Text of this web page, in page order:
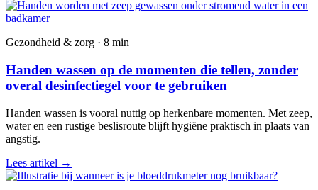
Gezondheid & zorg · 8 min
Handen wassen op de momenten die tellen, zonder
overal desinfectiegel voor te gebruiken
Handen wassen is vooral nuttig op herkenbare momenten. Met zeep,
water en een rustige beslisroute blijft hygiëne praktisch in plaats van
angstig.
Lees artikel →